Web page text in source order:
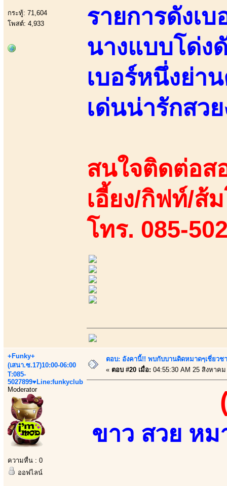
กระทู้: 71,604
โพสต์: 4,933
รายการดังเ
นางแบบโด่ง
เบอร์หนึ่งย่า
เด่นน่ารักสว
สนใจติดต่อส
เอี้ยง/กิฟท์/ส้
โทร. 085-
+Funky+
(เสนา.ซ.17)10:00-06:00
T:085-
5027899♥Line:funkyclub
Moderator
ความหื่น : 0
ออฟไลน์
ตอบ: อังคานี้!! พบกับบานดิดหมาดๆเชี่ยวช
« ตอบ #20 เมื่อ: 04:55:30 AM 25 สิงหาคม
ขาว สวย หม